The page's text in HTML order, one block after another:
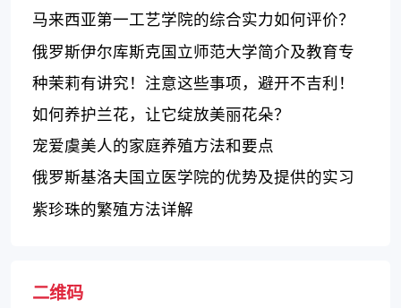
马来西亚第一工艺学院的综合实力如何评价？
俄罗斯伊尔库斯克国立师范大学简介及教育专
业优势
种茉莉有讲究！注意这些事项，避开不吉利！
如何养护兰花，让它绽放美丽花朵？
宠爱虞美人的家庭养殖方法和要点
俄罗斯基洛夫国立医学院的优势及提供的实习
和就业机会
紫珍珠的繁殖方法详解
二维码